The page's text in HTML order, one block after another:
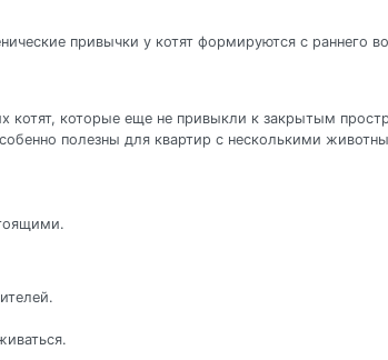
привычки у котят формируются с раннего
котят, которые еще не привыкли к закрытым
полезны для квартир с несколькими